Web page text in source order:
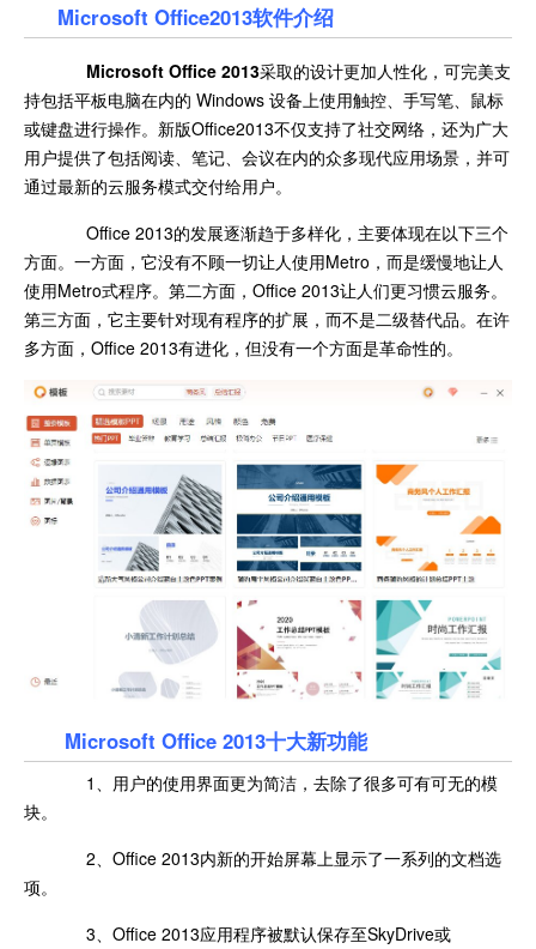
Microsoft Office2013软件介绍
Microsoft Office 2013采取的设计更加人性化，可完美支
持包括平板电脑在内的 Windows 设备上使用触控、手写笔、鼠标
或键盘进行操作。新版Office2013不仅支持了社交网络，还为广大
用户提供了包括阅读、笔记、会议在内的众多现代应用场景，并可
通过最新的云服务模式交付给用户。
Office 2013的发展逐渐趋于多样化，主要体现在以下三个
方面。一方面，它没有不顾一切让人使用Metro，而是缓慢地让人
使用Metro式程序。第二方面，Office 2013让人们更习惯云服务。
第三方面，它主要针对现有程序的扩展，而不是二级替代品。在许
多方面，Office 2013有进化，但没有一个方面是革命性的。
Microsoft Office 2013十大新功能
1、用户的使用界面更为简洁，去除了很多可有可无的模
块。
2、Office 2013内新的开始屏幕上显示了一系列的文档选
项。
3、Office 2013应用程序被默认保存至SkyDrive或